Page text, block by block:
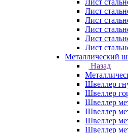
Лист
Лист
Лист
Лист
Лист
Лист
Металлический
Назад
Швеллер
Швеллер
Швеллер
Швеллер
Швеллер
Швеллер